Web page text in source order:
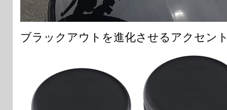
ブラックアウトを進化させるアクセン